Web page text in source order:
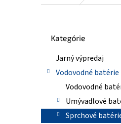
l
kategórie
Kategórie
Jarný výpredaj
Vodovodné batérie
Vodovodné
Umývadlové
Sprchové